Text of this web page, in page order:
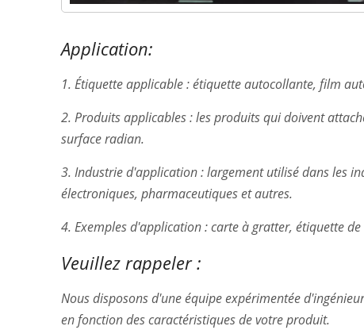
Application:
1. Étiquette applicable : étiquette autocollante, film
2. Produits applicables : les produits qui doivent
surface radian.
3. Industrie d'application : largement utilisé dans les
électroniques, pharmaceutiques et autres.
4. Exemples d'application : carte à gratter, étiquette
Veuillez rappeler :
Nous disposons d'une équipe expérimentée
en fonction des caractéristiques de votre produit.